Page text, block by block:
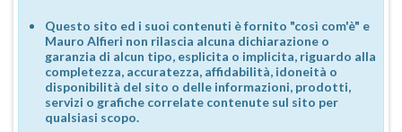
Questo sito ed i suoi contenuti è fornito "così com'è" e
Mauro Alfieri non rilascia alcuna dichiarazione o
garanzia di alcun tipo, esplicita o implicita, riguardo alla
completezza, accuratezza, affidabilità, idoneità o
disponibilità del sito o delle informazioni, prodotti,
servizi o grafiche correlate contenute sul sito per
qualsiasi scopo.